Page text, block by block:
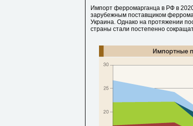
Импорт ферромарганца в РФ в
зарубежным поставщиком
Украина. Однако на протяжении
страны стали постепенно